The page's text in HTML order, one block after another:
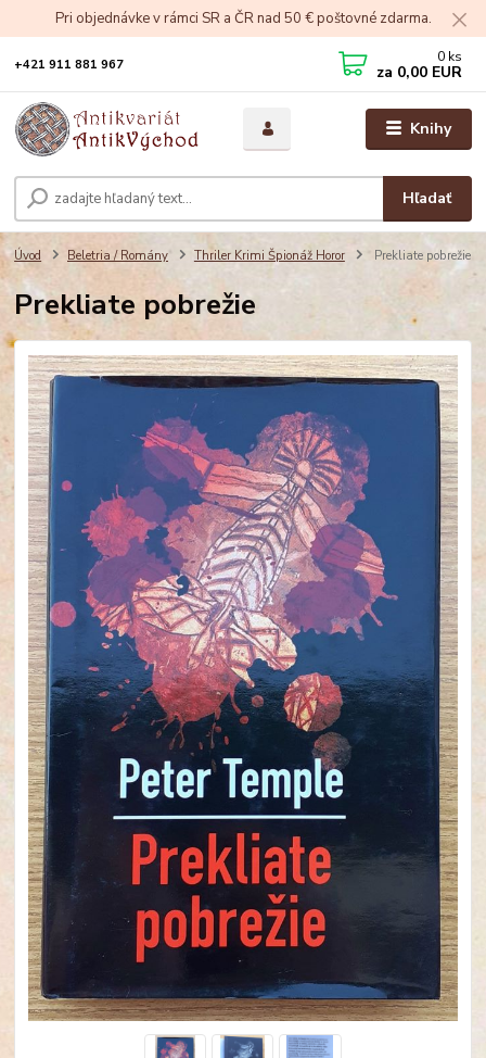
Pri objednávke v rámci SR a ČR nad 50 € poštovné zdarma.
Knihy
Hľadať
+421 911 881 967 0 ks
za 0,00 EUR
Úvod Beletria / Romány Thriler Krimi Špionáž Horor Prekliate pobrežie
Prekliate pobrežie